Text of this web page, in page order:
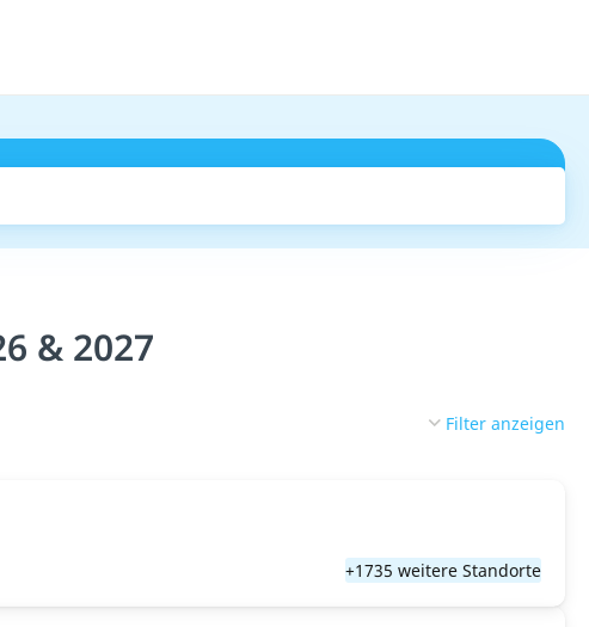
& 2027
Filter anzeigen
+1735 weitere Standorte